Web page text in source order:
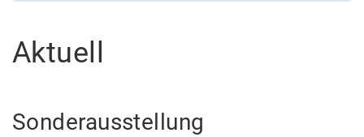
Aktuell
Sonderausstellung